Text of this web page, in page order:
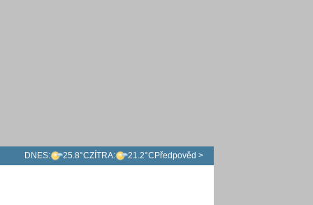
DNES: 25.8°CZÍTRA: 21.2°C Předpověd >